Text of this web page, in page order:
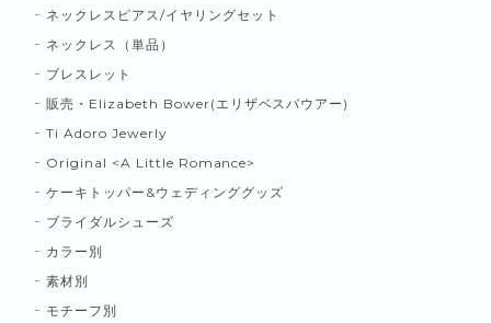
ネックレスピアス/イヤリングセット
ネックレス（単品）
ブレスレット
販売・Elizabeth Bower(エリザベスバウアー)
Ti Adoro Jewerly
Original <A Little Romance>
ケーキトッパー&ウェディンググッズ
ブライダルシューズ
カラー別
素材別
モチーフ別